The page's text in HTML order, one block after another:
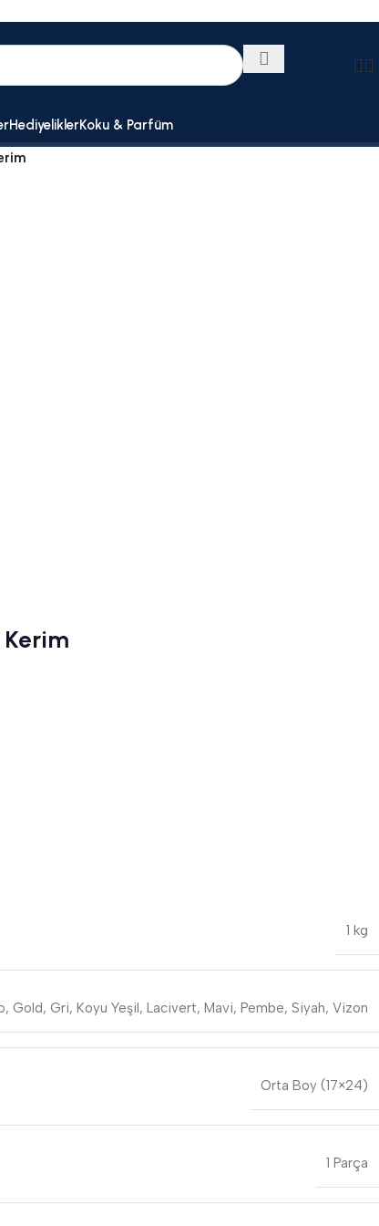
HediyeliklerKoku & Parfüm
1 kg
, Gold, Gri, Koyu Yeşil, Lacivert, Mavi, Pembe, Siyah, Vizon
Orta Boy (17×24)
1 Parça